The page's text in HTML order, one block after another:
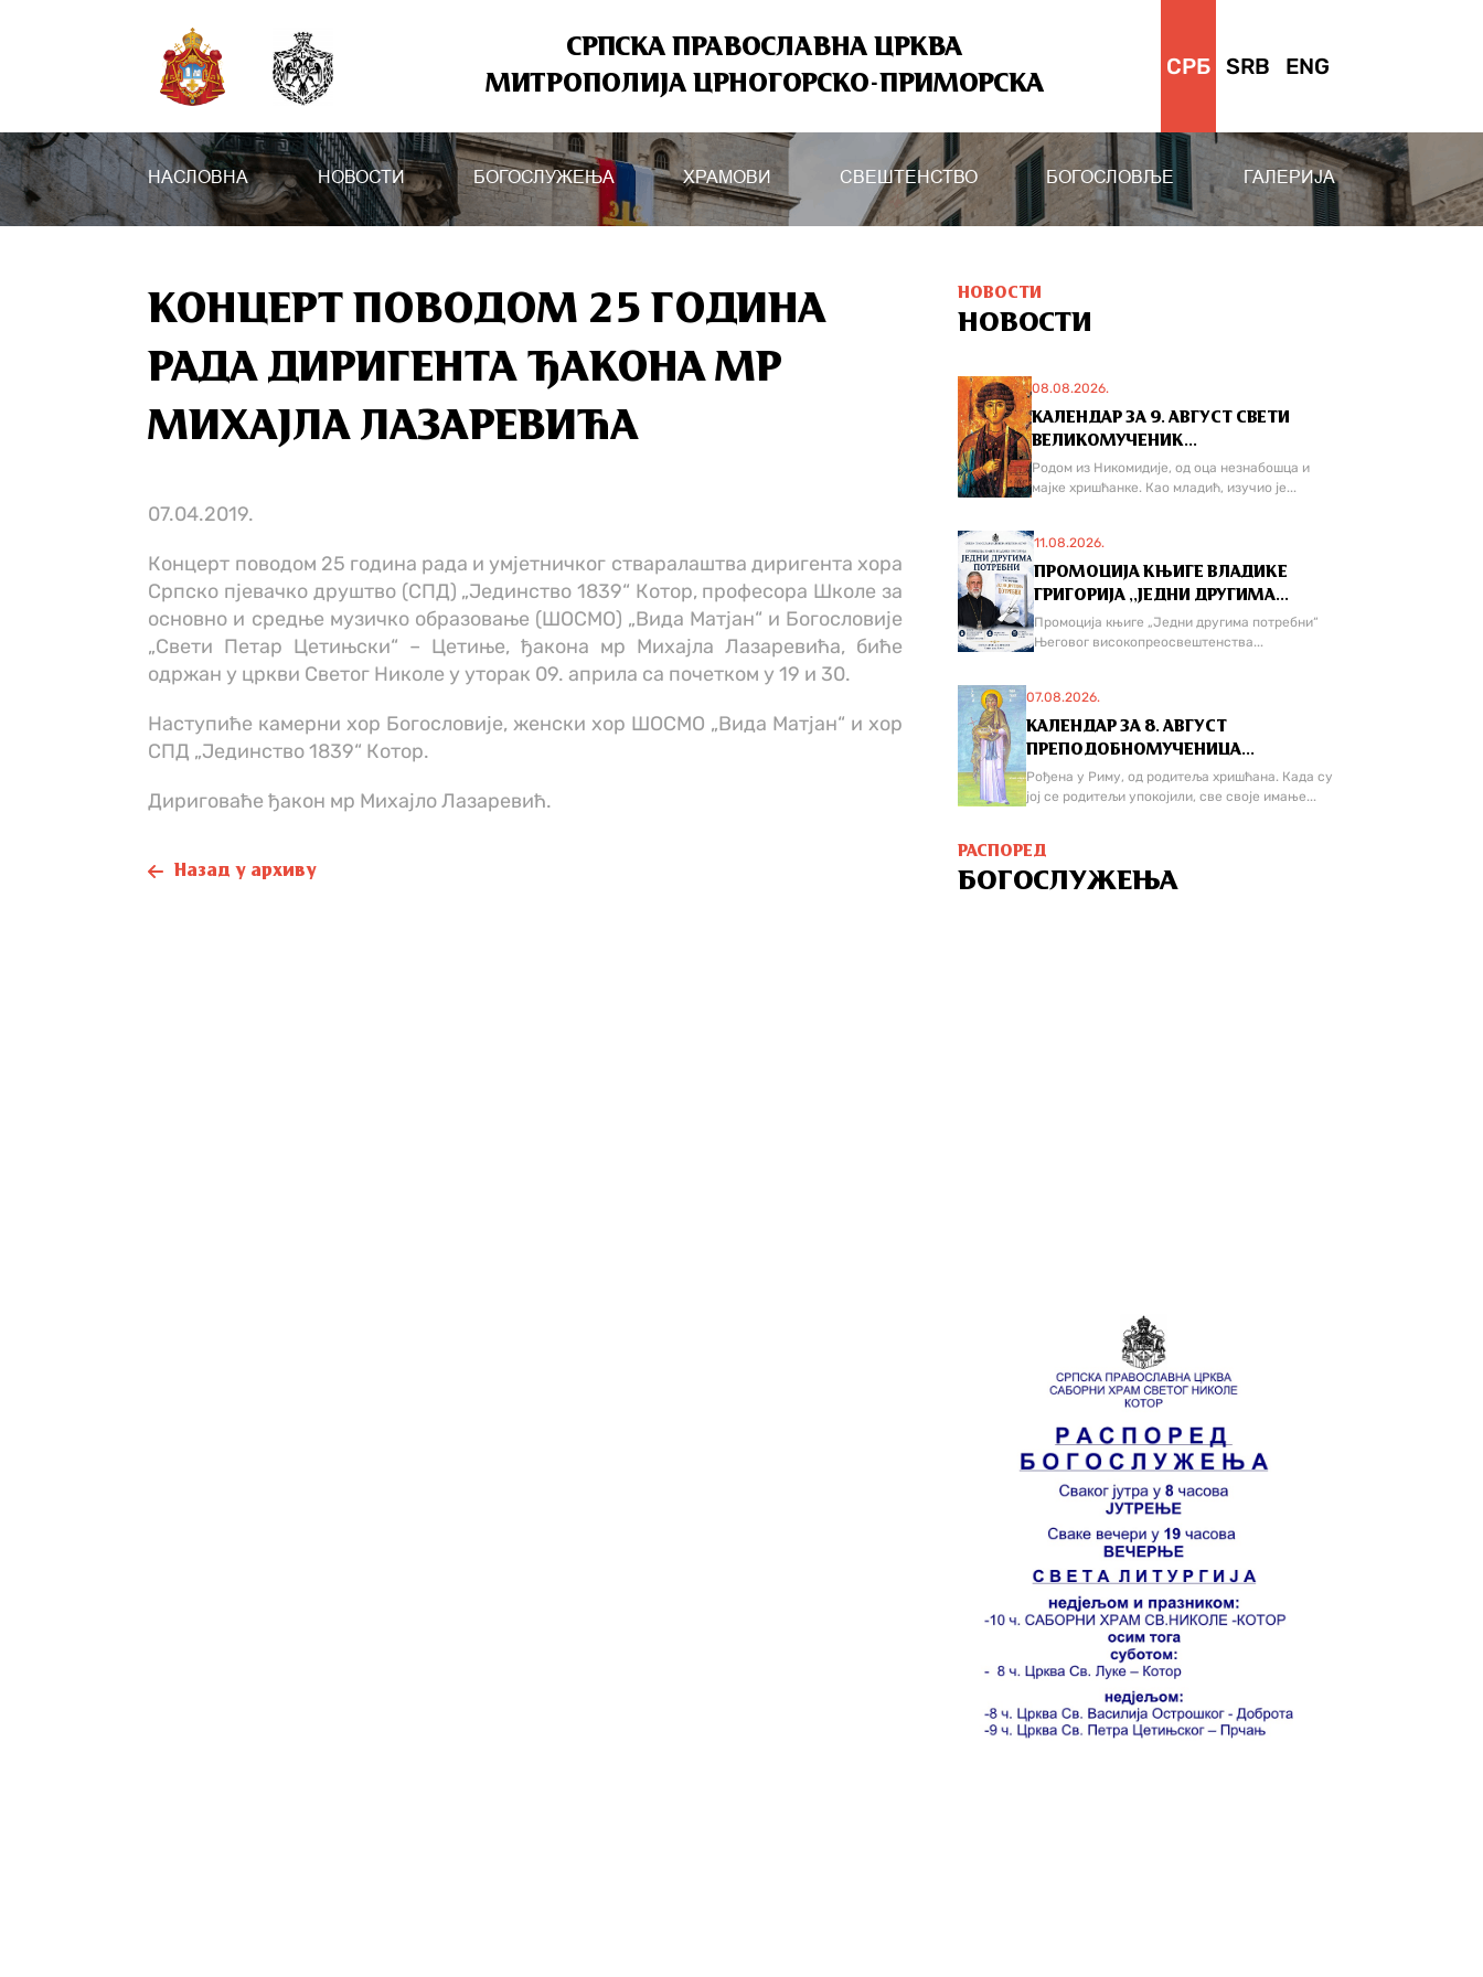
СРПСКА ПРАВОСЛАВНА ЦРКВА
МИТРОПОЛИЈА ЦРНОГОРСКО-ПРИМОРСКА
СРБ SRB ENG
НАСЛОВНА НОВОСТИ БОГОСЛУЖЕЊА ХРАМОВИ СВЕШТЕНСТВО БОГОСЛОВЉЕ ГАЛЕРИЈА
КОНЦЕРТ ПОВОДОМ 25 ГОДИНА
РАДА ДИРИГЕНТА ЂАКОНА МР
МИХАЈЛА ЛАЗАРЕВИЋА
07.04.2019.
Концерт поводом 25 година рада и умјетничког стваралаштва диригента хора
Српско пјевачко друштво (СПД) „Јединство 1839“ Котор, професора Школе за
основно и средње музичко образовање (ШОСМО) „Вида Матјан“ и Богословије
„Свети Петар Цетињски“ – Цетиње, ђакона мр Михајла Лазаревића, биће
одржан у цркви Светог Николе у уторак 09. априла са почетком у 19 и 30.
Наступиће камерни хор Богословије, женски хор ШОСМО „Вида Матјан“ и хор
СПД „Јединство 1839“ Котор.
Дириговаће ђакон мр Михајло Лазаревић.
Назад у архиву
НОВОСТИ
НОВОСТИ
08.08.2026.
КАЛЕНДАР ЗА 9. АВГУСТ СВЕТИ
ВЕЛИКОМУЧЕНИК...
Родом из Никомидије, од оца незнабошца и
мајке хришћанке. Као младић, изучио је...
11.08.2026.
ПРОМОЦИЈА КЊИГЕ ВЛАДИКЕ
ГРИГОРИЈА ,,ЈЕДНИ ДРУГИМА...
Промоција књиге „Једни другима потребни“
Његовог високопреосвештенства...
07.08.2026.
КАЛЕНДАР ЗА 8. АВГУСТ
ПРЕПОДОБНОМУЧЕНИЦА...
Рођена у Риму, од родитеља хришћана. Када су
јој се родитељи упокојили, све своје имање...
РАСПОРЕД
БОГОСЛУЖЕЊА